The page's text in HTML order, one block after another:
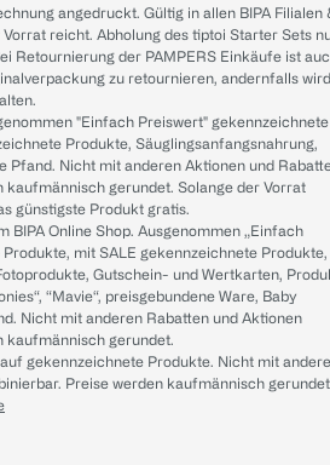
angedruckt. Gültig in allen BIPA Filialen
Vorrat reicht. Abholung des tiptoi Starter Sets
Retournierung der PAMPERS Einkäufe ist
zu retournieren, andernfalls wird
"Einfach Preiswert" gekennzeichnete
Produkte, Säuglingsanfangsnahrung,
Pfand. Nicht mit anderen Aktionen und
kaufmännisch gerundet. Solange der Vorrat
günstigste Produkt gratis.
BIPA Online Shop. Ausgenommen „Einfach
mit SALE gekennzeichnete Produkte,
Gutschein- und Wertkarten,
“Mavie“, preisgebundene Ware, Baby
Nicht mit anderen Rabatten und Aktionen
kaufmännisch gerundet.
auf gekennzeichnete Produkte. Nicht mit
Preise werden kaufmännisch